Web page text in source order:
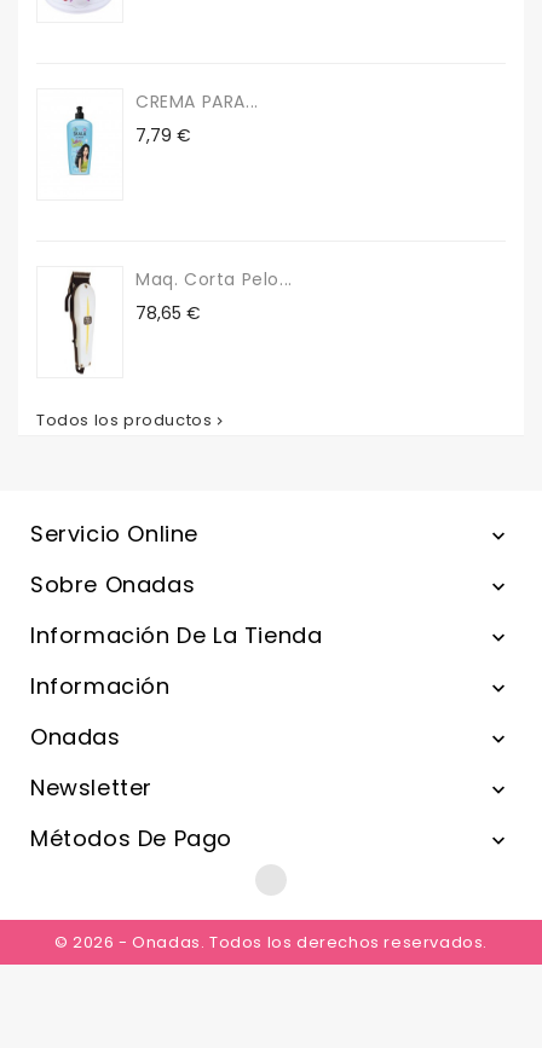
CREMA PARA...
Precio
7,79 €
Maq. Corta Pelo...
Precio
78,65 €
Todos los productos 
Servicio Online 
Sobre Onadas 
Información De La Tienda 
Información 
Onadas 
Newsletter 
Métodos De Pago 
© 2026 - Onadas. Todos los derechos reservados.